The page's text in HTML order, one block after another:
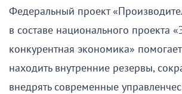
Федеральный проект
в составе национального проекта
конкурентная экономика»
находить внутренние резервы,
внедрять современные